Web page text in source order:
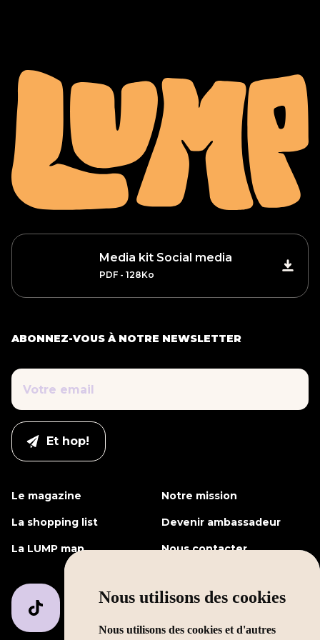
Nous utilisons des cookies
Nous utilisons des cookies et d'autres
Media kit Social media
PDF - 128Ko
ABONNEZ-VOUS À NOTRE NEWSLETTER
Le magazine Notre mission
La shopping list Devenir ambassadeur
La LUMP map Nous contacter